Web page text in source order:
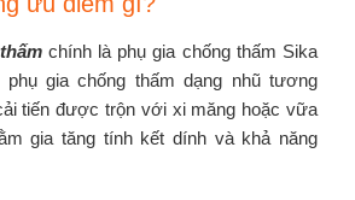
chính là phụ gia chống thấm Sika
phụ gia chống thấm dạng nhũ tương
tiến được trộn với xi măng hoặc vữa
gia tăng tính kết dính và khả năng